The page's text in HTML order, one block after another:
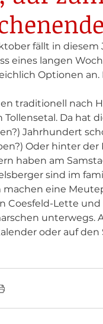
fällt in
eines langen
Optionen
traditionell nach
Tollensetal. Da hat
Jahrhundert
Oder hinter
haben am
sind im
machen eine
Coesfeld-Lette
unterwegs.
oder auf